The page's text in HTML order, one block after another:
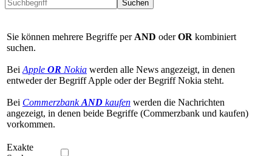
Suchen
Sie können mehrere Begriffe per AND oderOR kombiniert
suchen.
Bei Apple OR Nokia werden alle News angezeigt, in denen
entweder der Begriff Apple oder der Begriff Nokia steht.
Bei CommerzbankAND kaufen werden die Nachrichten
angezeigt, in denen beide Begriffe (Commerzbank und kaufen)
vorkommen.
Exakte